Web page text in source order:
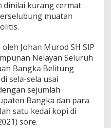
dinilai kurang cermat
muatan
Johan Murod SH SIP
Nelayan Seluruh
Bangka Belitung
sela-sela usai
sejumlah
Bangka dan para
satu kedai kopi di
sore.